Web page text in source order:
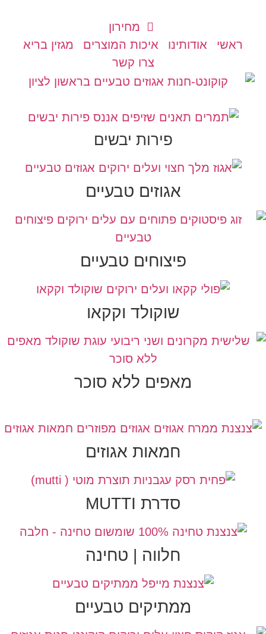
מחירון
ראשי
אודותינו איכות המוצרים
מגזין בריא
צרו קשר
פירות יבשים
אגוזים טבעיים
פיצוחים טבעיים
שוקולד וקקאו
מאפים ללא סוכר
חמאות אגוזים
סדרת MUTTI
חלווה | טחינה
ממתיקים טבעיים